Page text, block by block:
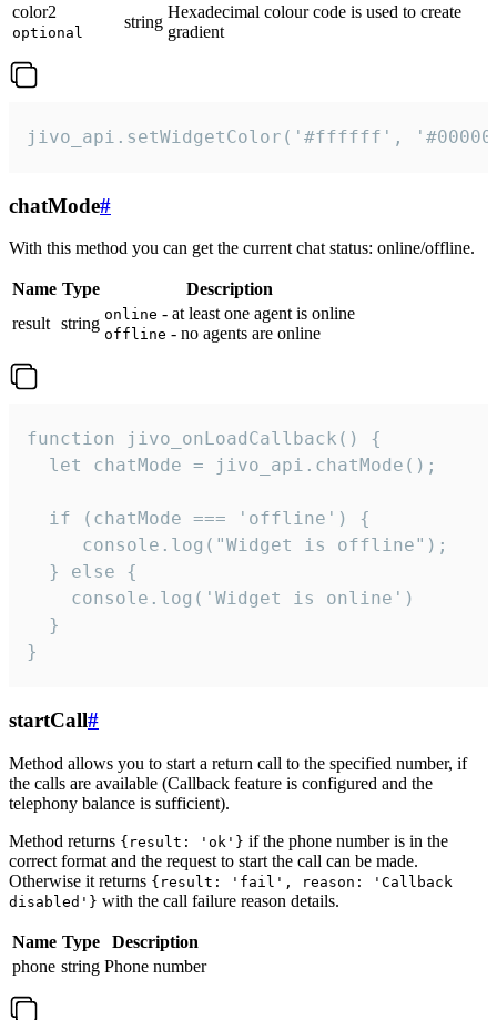
color2
optional
string
Hexadecimal colour code is used to create
gradient
jivo_api.setWidgetColor('#ffffff',
chatMode#
With this method you can get the current chat status: online/offline.
Name Type
Description
result string online - at least one agent is online
offline - no agents are online
function jivo_onLoadCallback() {
  let chatMode = jivo_api.chatMode();
  if (chatMode === 'offline') {
     console.log("Widget is offline");
  } else {
    console.log('Widget is online')
  }
}
startCall#
Method allows you to start a return call to the specified number, if
the calls are available (Callback feature is configured and the
telephony balance is sufficient).
Method returns {result: 'ok'} if the phone number is in the
correct format and the request to start the call can be made.
Otherwise it returns {result: 'fail', reason: 'Callback
disabled'} with the call failure reason details.
Name Type
Description
phone string Phone number